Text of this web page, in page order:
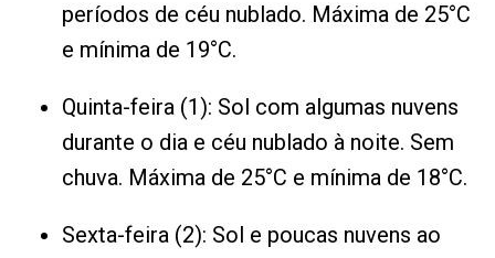
períodos de céu nublado. Máxima de 25°C
e mínima de 19°C.
Quinta-feira (1): Sol com algumas nuvens
durante o dia e céu nublado à noite. Sem
chuva. Máxima de 25°C e mínima de 18°C.
Sexta-feira (2): Sol e poucas nuvens ao